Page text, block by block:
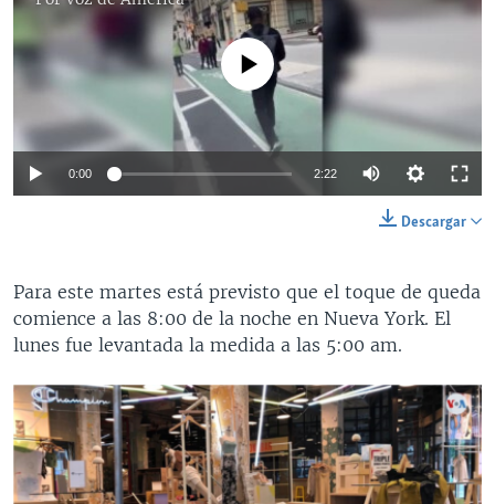
No media source currently available
0:00 2:22
Descargar
Para este martes está previsto que el toque de queda
comience a las 8:00 de la noche en Nueva York. El
lunes fue levantada la medida a las 5:00 am.